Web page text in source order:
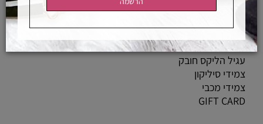
עגילים
פנינים
עגיל הליקס חובק
צמידי סיליקון
צמידי מכבי
GIFT CARD